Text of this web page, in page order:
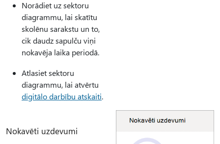
Norādiet uz sektoru
diagrammu, lai skatītu
skolēnu sarakstu un to,
cik daudz sapulču viņi
nokavēja laika periodā.
Atlasiet sektoru
diagrammu, lai atvērtu
digitālo darbību atskaiti.
Nokavēti uzdevumi